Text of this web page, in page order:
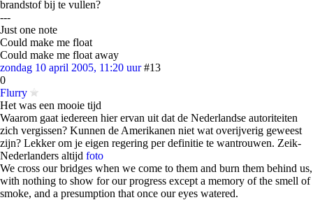
brandstof bij te vullen?
---
Just one note
Could make me float
Could make me float away
zondag 10 april 2005, 11:20 uur #13
0
Flurry
Het was een mooie tijd
Waarom gaat iedereen hier ervan uit dat de Nederlandse autoriteiten
zich vergissen? Kunnen de Amerikanen niet wat overijverig geweest
zijn? Lekker om je eigen regering per definitie te wantrouwen. Zeik-
Nederlanders altijd foto
We cross our bridges when we come to them and burn them behind us,
with nothing to show for our progress except a memory of the smell of
smoke, and a presumption that once our eyes watered.